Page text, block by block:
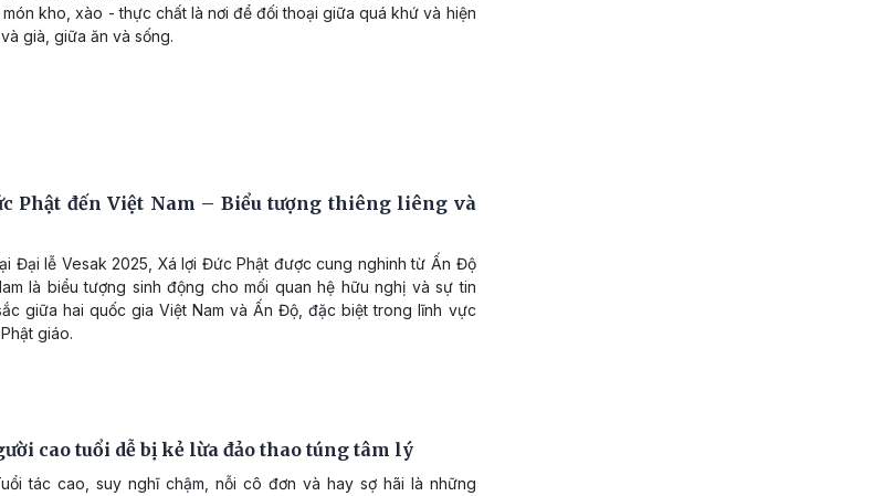
kho, xào - thực chất là nơi để đối thoại giữa quá khứ và hiện
già, giữa ăn và sống.
Phật đến Việt Nam – Biểu tượng thiêng liêng và
Đại lễ Vesak 2025, Xá lợi Đức Phật được cung nghinh từ Ấn Độ
là biểu tượng sinh động cho mối quan hệ hữu nghị và sự tin
giữa hai quốc gia Việt Nam và Ấn Độ, đặc biệt trong lĩnh vực
giáo.
cao tuổi dễ bị kẻ lừa đảo thao túng tâm lý
tác cao, suy nghĩ chậm, nỗi cô đơn và hay sợ hãi là những